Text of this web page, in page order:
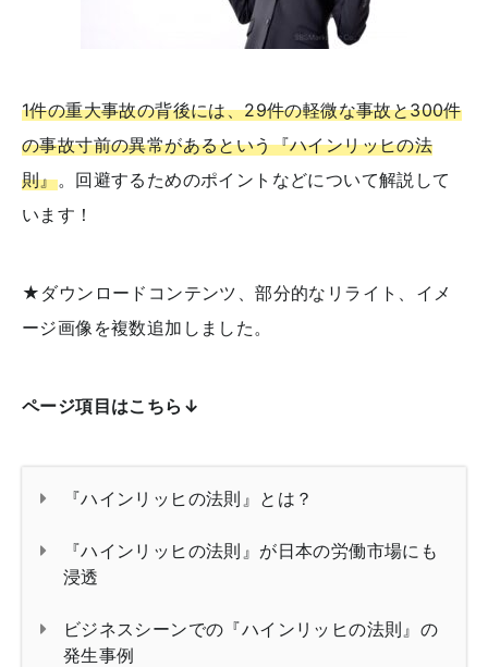
1件の重大事故の背後には、29件の軽微な事故と300件
の事故寸前の異常があるという『ハインリッヒの法
則』。回避するためのポイントなどについて解説して
います！
★ダウンロードコンテンツ、部分的なリライト、イメ
ージ画像を複数追加しました。
ページ項目はこちら↓
『ハインリッヒの法則』とは？
『ハインリッヒの法則』が日本の労働市場にも
浸透
ビジネスシーンでの『ハインリッヒの法則』の
発生事例